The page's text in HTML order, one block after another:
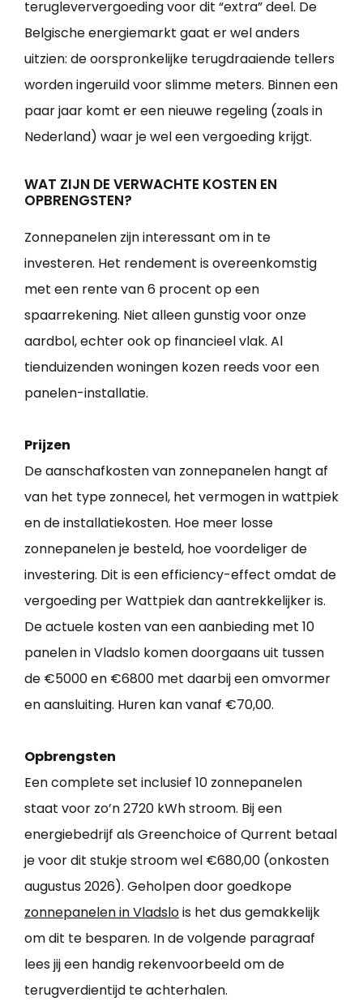
terugleververgoeding voor dit “extra” deel. De
Belgische energiemarkt gaat er wel anders
uitzien: de oorspronkelijke terugdraaiende tellers
worden ingeruild voor slimme meters. Binnen een
paar jaar komt er een nieuwe regeling (zoals in
Nederland) waar je wel een vergoeding krijgt.
WAT ZIJN DE VERWACHTE KOSTEN EN
OPBRENGSTEN?
Zonnepanelen zijn interessant om in te
investeren. Het rendement is overeenkomstig
met een rente van 6 procent op een
spaarrekening. Niet alleen gunstig voor onze
aardbol, echter ook op financieel vlak. Al
tienduizenden woningen kozen reeds voor een
panelen-installatie.
Prijzen
De aanschafkosten van zonnepanelen hangt af
van het type zonnecel, het vermogen in wattpiek
en de installatiekosten. Hoe meer losse
zonnepanelen je besteld, hoe voordeliger de
investering. Dit is een efficiency-effect omdat de
vergoeding per Wattpiek dan aantrekkelijker is.
De actuele kosten van een aanbieding met 10
panelen in Vladslo komen doorgaans uit tussen
de €5000 en €6800 met daarbij een omvormer
en aansluiting. Huren kan vanaf €70,00.
Opbrengsten
Een complete set inclusief 10 zonnepanelen
staat voor zo’n 2720 kWh stroom. Bij een
energiebedrijf als Greenchoice of Qurrent betaal
je voor dit stukje stroom wel €680,00 (onkosten
augustus 2026). Geholpen door goedkope
zonnepanelen in Vladslois het dus gemakkelijk
om dit te besparen. In de volgende paragraaf
lees jij een handig rekenvoorbeeld om de
terugverdientijd te achterhalen.